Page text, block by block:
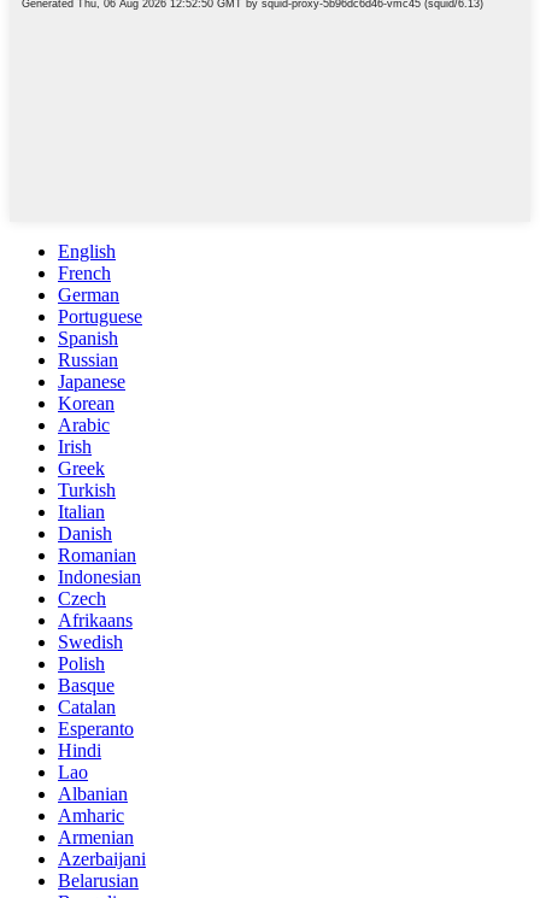
English
French
German
Portuguese
Spanish
Russian
Japanese
Korean
Arabic
Irish
Greek
Turkish
Italian
Danish
Romanian
Indonesian
Czech
Afrikaans
Swedish
Polish
Basque
Catalan
Esperanto
Hindi
Lao
Albanian
Amharic
Armenian
Azerbaijani
Belarusian